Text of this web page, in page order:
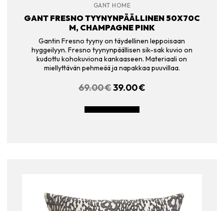
GANT HOME
GANT FRESNO TYYNYNPÄÄLLINEN 50X70C
M, CHAMPAGNE PINK
Gantin Fresno tyyny on täydellinen leppoisaan
hyggeilyyn. Fresno tyynynpäällisen sik-sak kuvio on
kudottu kohokuviona kankaaseen. Materiaali on
miellyttävän pehmeää ja napakkaa puuvillaa.
69.00€ALKUPERÄINEN
OLI:
69.00 €.
39.00€NYKYINEN